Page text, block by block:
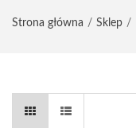
Strona główna Sklep